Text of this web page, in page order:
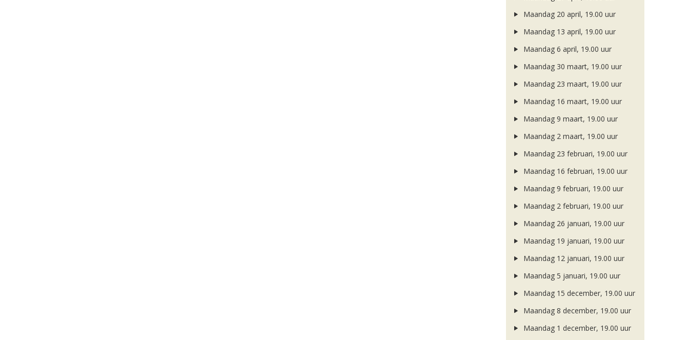
Maandag 20 april, 19.00 uur
Maandag 13 april, 19.00 uur
Maandag 6 april, 19.00 uur
Maandag 30 maart, 19.00 uur
Maandag 23 maart, 19.00 uur
Maandag 16 maart, 19.00 uur
Maandag 9 maart, 19.00 uur
Maandag 2 maart, 19.00 uur
Maandag 23 februari, 19.00 uur
Maandag 16 februari, 19.00 uur
Maandag 9 februari, 19.00 uur
Maandag 2 februari, 19.00 uur
Maandag 26 januari, 19.00 uur
Maandag 19 januari, 19.00 uur
Maandag 12 januari, 19.00 uur
Maandag 5 januari, 19.00 uur
Maandag 15 december, 19.00 uur
Maandag 8 december, 19.00 uur
Maandag 1 december, 19.00 uur